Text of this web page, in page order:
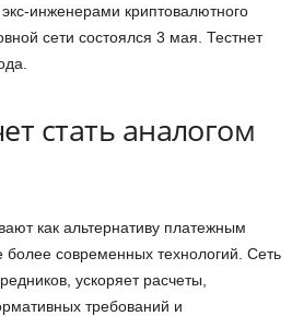
инженерами криптовалютного
сети состоялся 3 мая. Тестнет
стать аналогом
как альтернативу платежным
более современных технологий. Сеть
ускоряет расчеты,
требований и